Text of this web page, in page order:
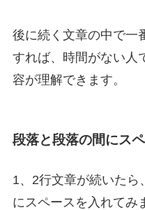
後に続く文章の中で一
すれば、時間がない人
容が理解できます。
段落と段落の間にス
1、2行文章が続いたら
にスペースを入れてみ